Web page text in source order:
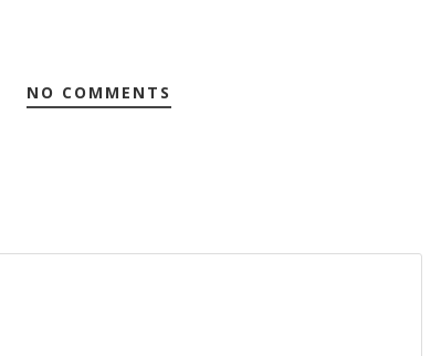
NO COMMENTS